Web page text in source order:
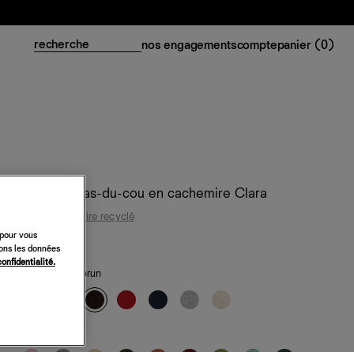
nos engagementscomptepanier (0)
Cardigan ras-du-cou en cachemire Clara
95 % cachemire recyclé
218 €
— brun
vous
les données